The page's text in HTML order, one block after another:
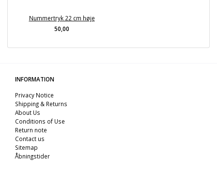
Nummertryk 22 cm høje
50,00
INFORMATION
Privacy Notice
Shipping & Returns
About Us
Conditions of Use
Return note
Contact us
Sitemap
Åbningstider